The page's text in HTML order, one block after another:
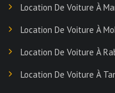
Location De Voiture À
Location De Voiture À
Location De Voiture À
Location De Voiture À